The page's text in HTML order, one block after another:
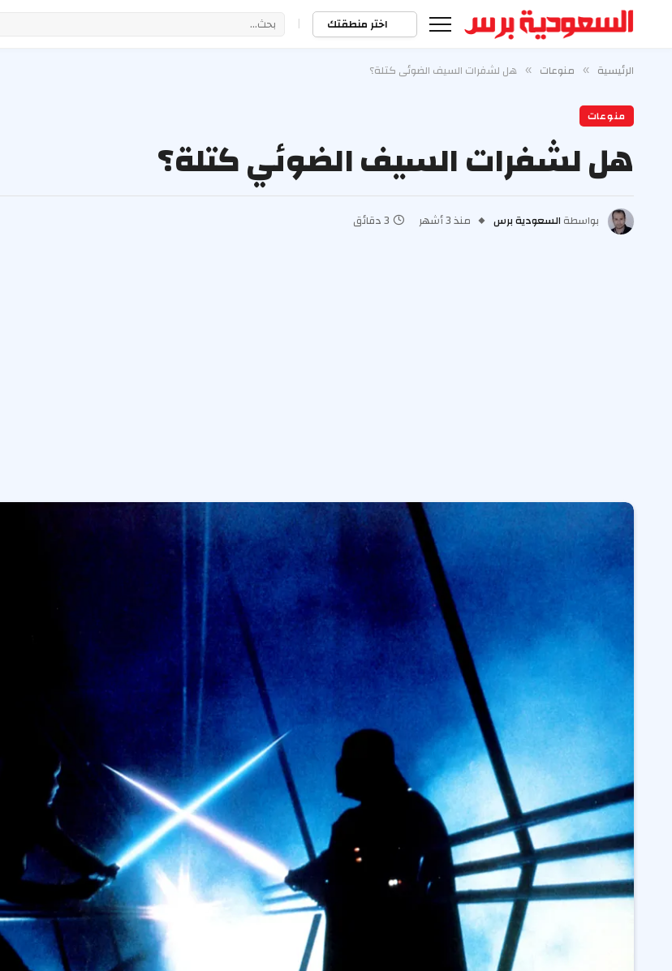
اختر منطقتك |
الرئيسية » منوعات » هل لشفرات السيف الضوئي كتلة؟
منوعات
هل لشفرات السيف الضوئي كتلة؟
بواسطة السعودية برس منذ 3 أشهر 3 دقائق